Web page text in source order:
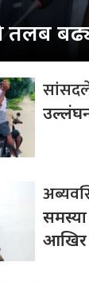
तलब
आखिर